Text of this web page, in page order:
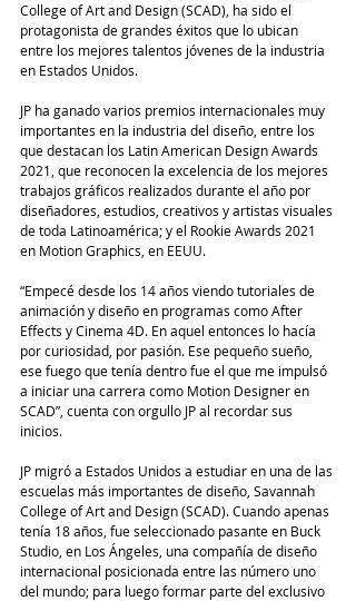
College of Art and Design (SCAD), ha sido el
protagonista de grandes éxitos que lo ubican
entre los mejores talentos jóvenes de la industria
en Estados Unidos.
JP ha ganado varios premios internacionales muy
importantes en la industria del diseño, entre los
que destacan los Latin American Design Awards
2021, que reconocen la excelencia de los mejores
trabajos gráficos realizados durante el año por
diseñadores, estudios, creativos y artistas visuales
de toda Latinoamérica; y el Rookie Awards 2021
en Motion Graphics, en EEUU.
“Empecé desde los 14 años viendo tutoriales de
animación y diseño en programas como After
Effects y Cinema 4D. En aquel entonces lo hacía
por curiosidad, por pasión. Ese pequeño sueño,
ese fuego que tenía dentro fue el que me impulsó
a iniciar una carrera como Motion Designer en
SCAD”, cuenta con orgullo JP al recordar sus
inicios.
JP migró a Estados Unidos a estudiar en una de las
escuelas más importantes de diseño, Savannah
College of Art and Design (SCAD). Cuando apenas
tenía 18 años, fue seleccionado pasante en Buck
Studio, en Los Ángeles, una compañía de diseño
internacional posicionada entre las número uno
del mundo; para luego formar parte del exclusivo